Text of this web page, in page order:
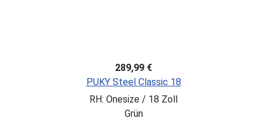
289,99 €
PUKY Steel Classic 18
RH: Onesize / 18 Zoll
Grün